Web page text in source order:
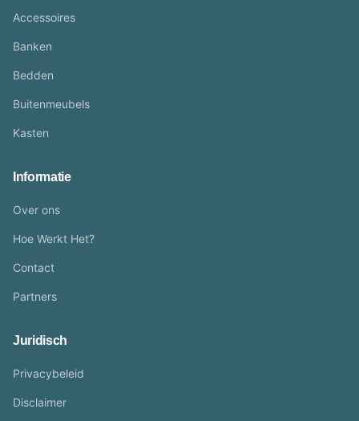
Accessoires
Banken
Bedden
Buitenmeubels
Kasten
Informatie
Over ons
Hoe Werkt Het?
Contact
Partners
Juridisch
Privacybeleid
Disclaimer